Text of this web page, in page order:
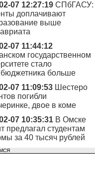
07 12:27:19 СПбГАСУ:
доплачивают
выше
07 11:44:12
государственном
стало
больше
07 11:09:53 Шестеро
погибли
двое в коме
07 10:35:31 В Омске
предлагал студентам
за 40 тысяч рублей